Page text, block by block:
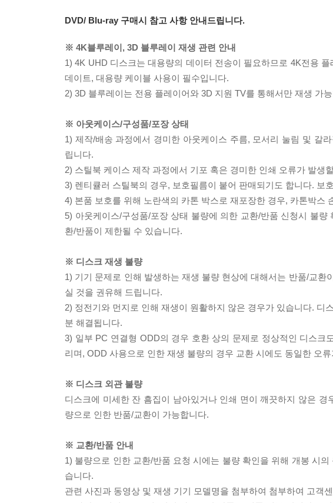
DVD/ Blu-ray 구매시 참고 사항 안내드립니다.
※ 4K블루레이, 3D 블루레이 재생 관련 안내
1) 4K UHD 디스크는 대용량의 데이터 전송이 필요하므로 4K전용
데이트, 대용량 케이블 사용이 필수입니다.
2) 3D 블루레이는 전용 플레이어와 3D 지원 TV를 통해서만 재생 가
※ 아웃케이스/구성품/포장 상태
1) 제작/배송 과정에서 경미한 아웃케이스 주름, 모서리 눌림 및 갈
립니다.
2) 스틸북 케이스 제작 과정에서 기포 혹은 경미한 인쇄 오류가 발생
3) 렌티큘러 스틸북의 경우, 보호필름이 붙어 판매되기도 합니다. 보
4) 본품 보호를 위해 노란색의 카톤 박스로 재포장한 경우, 카톤박스
5) 아웃케이스/구성품/포장 상태 불량에 의한 교환/반품 신청시 불
환/반품이 제한될 수 있습니다.
※ 디스크 재생 불량
1) 기기 문제로 인해 발생하는 재생 불량 현상에 대해서는 반품/교
실 것을 권유해 드립니다.
2) 정전기와 먼지로 인해 재생이 원활하지 않은 경우가 있습니다.
분 해결됩니다.
3) 일부 PC 연결형 ODD의 경우 호환 상의 문제로 정상적인 디스
리며, ODD 사용으로 인한 재생 불량의 경우 교환 시에도 동일한 오
※ 디스크 외관 불량
디스크에 미세한 잔 흠집이 남아있거나 인쇄 면이 깨끗하지 않은
량으로 인한 반품/교환이 가능합니다.
※ 교환/반품 안내
1) 불량으로 인한 교환/반품 요청 시에는 불량 확인을 위해 개봉 시
습니다.
관련 사진과 동영상 및 재생 기기 모델명을 첨부하여 첨부하여 고객